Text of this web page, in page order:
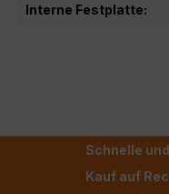
Interne Festplatte:
Schnelle
Kauf auf